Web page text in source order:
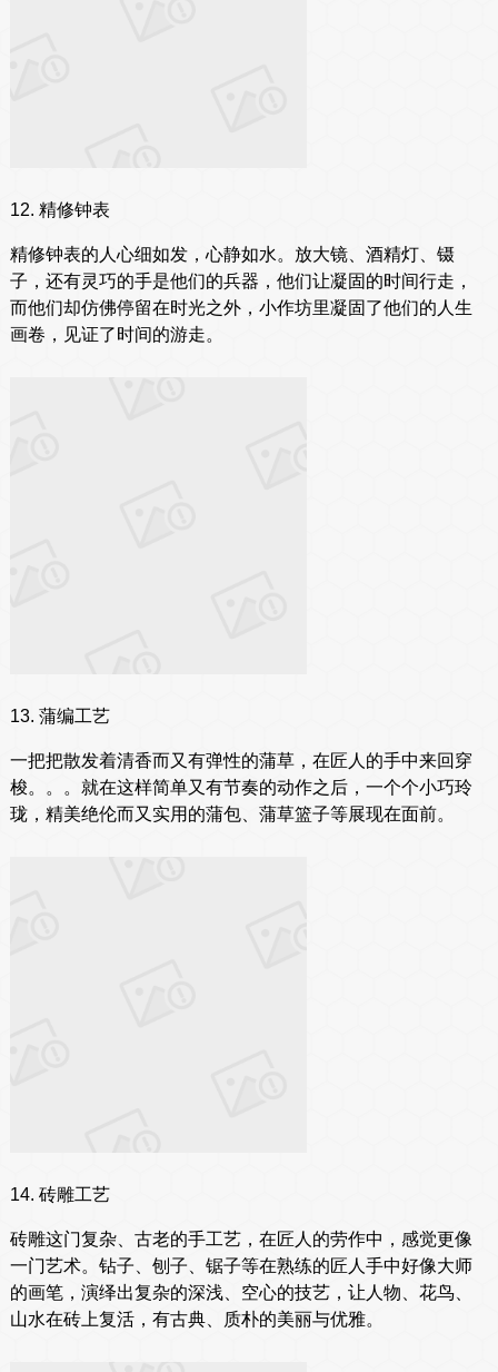
12. 精修钟表
精修钟表的人心细如发，心静如水。放大镜、酒精灯、镊
子，还有灵巧的手是他们的兵器，他们让凝固的时间行走，
而他们却仿佛停留在时光之外，小作坊里凝固了他们的人生
画卷，见证了时间的游走。
13. 蒲编工艺
一把把散发着清香而又有弹性的蒲草，在匠人的手中来回穿
梭。。。就在这样简单又有节奏的动作之后，一个个小巧玲
珑，精美绝伦而又实用的蒲包、蒲草篮子等展现在面前。
14. 砖雕工艺
砖雕这门复杂、古老的手工艺，在匠人的劳作中，感觉更像
一门艺术。钻子、刨子、锯子等在熟练的匠人手中好像大师
的画笔，演绎出复杂的深浅、空心的技艺，让人物、花鸟、
山水在砖上复活，有古典、质朴的美丽与优雅。